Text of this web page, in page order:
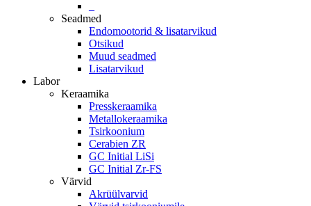
Seadmed
Endomootorid & lisatarvikud
Otsikud
Muud seadmed
Lisatarvikud
Labor
Keraamika
Presskeraamika
Metallokeraamika
Tsirkoonium
Cerabien ZR
GC Initial LiSi
GC Initial Zr-FS
Värvid
Akrüülvarvid